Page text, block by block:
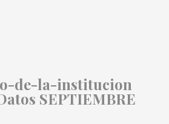
de-la-institucion
SEPTIEMBRE